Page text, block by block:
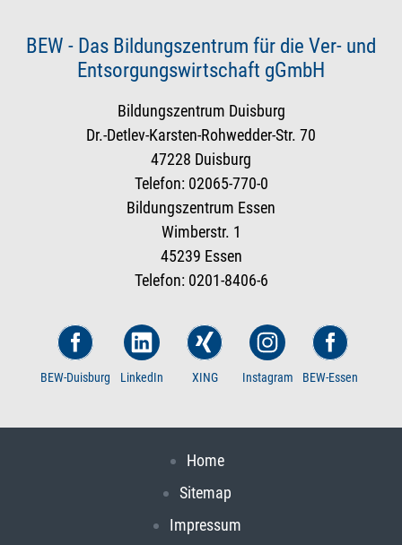
BEW - Das Bildungszentrum für die Ver- und
Entsorgungswirtschaft gGmbH
Bildungszentrum Duisburg
Dr.-Detlev-Karsten-Rohwedder-Str. 70
47228 Duisburg
Telefon: 02065-770-0
Bildungszentrum Essen
Wimberstr. 1
45239 Essen
Telefon: 0201-8406-6
BEW-Duisburg LinkedIn XING Instagram BEW-Essen
Home
Sitemap
Impressum